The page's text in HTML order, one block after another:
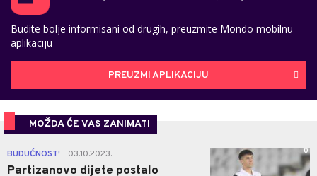
Budite bolje informisani od drugih, preuzmite Mondo mobilnu
aplikaciju
PREUZMI APLIKACIJU
MOŽDA ĆE VAS ZANIMATI
BUDUĆNOST! 03.10.2023.
Partizanovo dijete postalo
0